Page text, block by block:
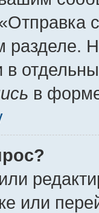
разделе.
в
в
или